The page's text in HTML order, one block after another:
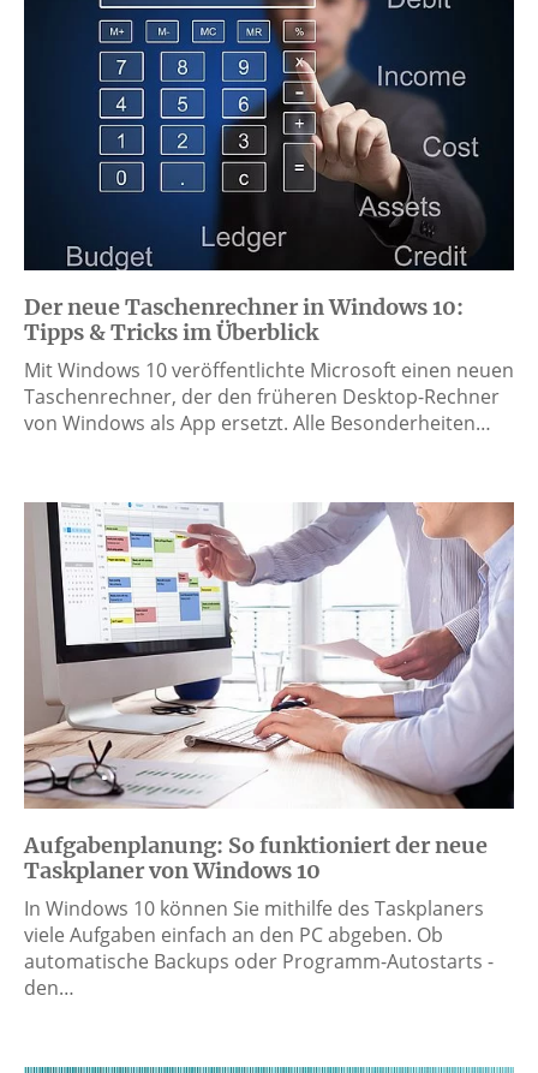
Der neue Taschenrechner in Windows 10:
Tipps & Tricks im Überblick
Mit Windows 10 veröffentlichte Microsoft einen neuen
Taschenrechner, der den früheren Desktop-Rechner
von Windows als App ersetzt. Alle Besonderheiten…
Aufgabenplanung: So funktioniert der neue
Taskplaner von Windows 10
In Windows 10 können Sie mithilfe des Taskplaners
viele Aufgaben einfach an den PC abgeben. Ob
automatische Backups oder Programm-Autostarts -
den…